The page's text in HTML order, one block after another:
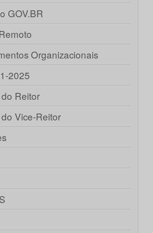
GOV.BR
Organizacionais
2025
Reitor
Vice-Reitor